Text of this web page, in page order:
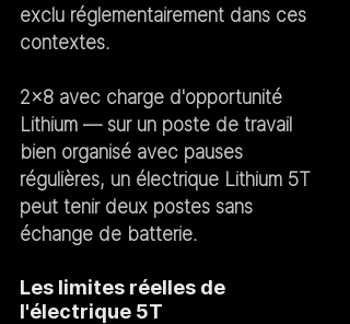
exclu réglementairement dans ces
contextes.
2×8 avec charge d'opportunité
Lithium — sur un poste de travail
bien organisé avec pauses
régulières, un électrique Lithium 5T
peut tenir deux postes sans
échange de batterie.
Les limites réelles de
l'électrique 5T